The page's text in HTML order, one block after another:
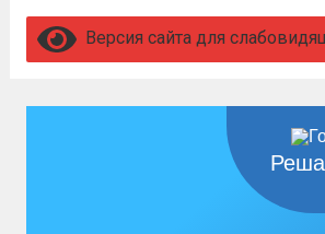
Краснодарского края в
39.18 ЗК РФ информирует о
Версия сайта для